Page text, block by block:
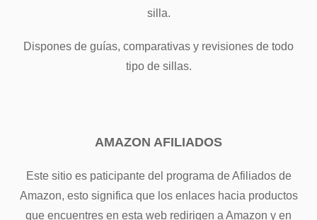
silla.
Dispones de guías, comparativas y revisiones de todo
tipo de sillas.
AMAZON AFILIADOS
Este sitio es paticipante del programa de Afiliados de
Amazon, esto significa que los enlaces hacia productos
que encuentres en esta web redirigen a Amazon y en